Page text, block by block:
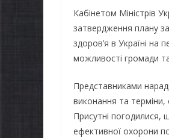
Кабінетом Міністрів
затвердження плану
здоров’я в Україні на
можливості громади
Представниками
виконання та
Присутні погодилися,
ефективної охорони